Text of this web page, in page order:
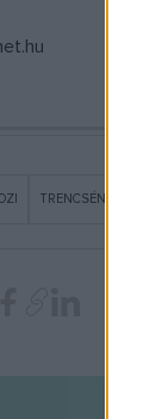
TRENCSÉNYI KLÁRA